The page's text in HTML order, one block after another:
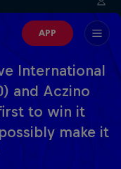
APP
International
and Aczino
to win it
make it